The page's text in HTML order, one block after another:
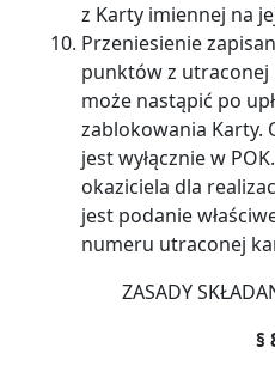
z Karty imiennej na
Przeniesienie
punktów z
może nastąpić po
zablokowania Karty.
jest wyłącznie w
okaziciela dla
jest podanie
numeru utraconej
ZASADY
§